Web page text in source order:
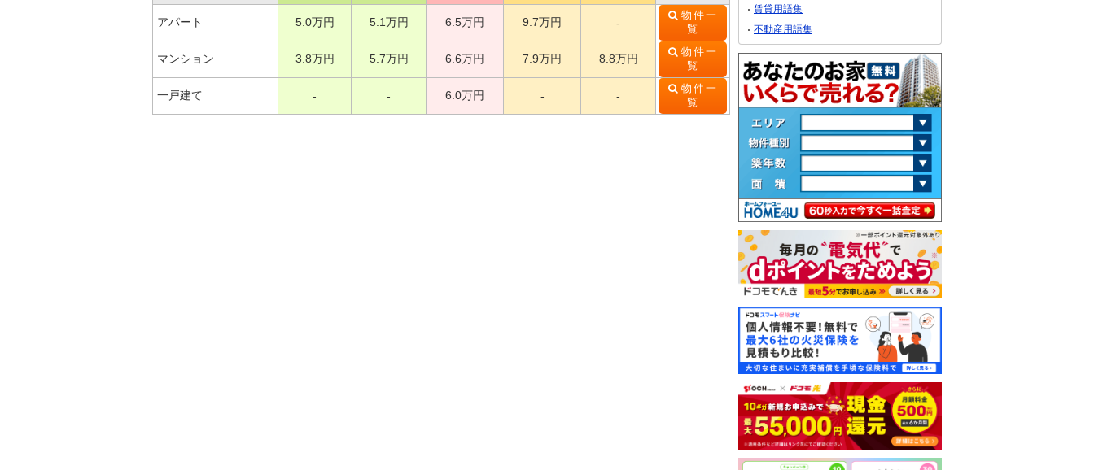
アパート 5.0万円 5.1万円 6.5万円 9.7万円 -
物件一
覧
マンション 3.8万円 5.7万円 6.6万円 7.9万円 8.8万円
物件一
覧
一戸建て - - 6.0万円 - -
物件一
覧
賃貸用語集
不動産用語集